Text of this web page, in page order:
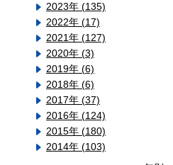
2023年 (135)
2022年 (17)
2021年 (127)
2020年 (3)
2019年 (6)
2018年 (6)
2017年 (37)
2016年 (124)
2015年 (180)
2014年 (103)